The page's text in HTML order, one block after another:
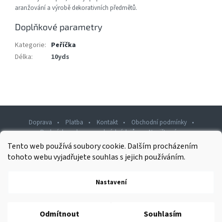
Tento web používá soubory cookie. Dalším procházením
tohoto webu vyjadřujete souhlas s jejich používáním.
Nastavení
Odmítnout Souhlasím
aranžování a výrobě dekorativních předmětů.
Doplňkové parametry
Kategorie: Peříčka
Délka: 10yds
Doprava Platba Kontakt
Obchodní podmínky
Podmínky ochrany osobních údajů
Napište nám
Vytvořil Shoptet
Rawashop.cz. Všechna práva vyhrazena.